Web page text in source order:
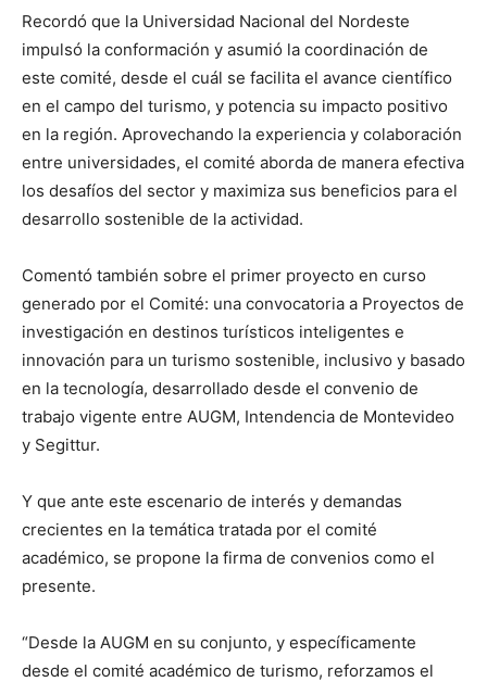
Recordó que la Universidad Nacional del Nordeste
impulsó la conformación y asumió la coordinación de
este comité, desde el cuál se facilita el avance científico
en el campo del turismo, y potencia su impacto positivo
en la región. Aprovechando la experiencia y colaboración
entre universidades, el comité aborda de manera efectiva
los desafíos del sector y maximiza sus beneficios para el
desarrollo sostenible de la actividad.
Comentó también sobre el primer proyecto en curso
generado por el Comité: una convocatoria a Proyectos de
investigación en destinos turísticos inteligentes e
innovación para un turismo sostenible, inclusivo y basado
en la tecnología, desarrollado desde el convenio de
trabajo vigente entre AUGM, Intendencia de Montevideo
y Segittur.
Y que ante este escenario de interés y demandas
crecientes en la temática tratada por el comité
académico, se propone la firma de convenios como el
presente.
“Desde la AUGM en su conjunto, y específicamente
desde el comité académico de turismo, reforzamos el